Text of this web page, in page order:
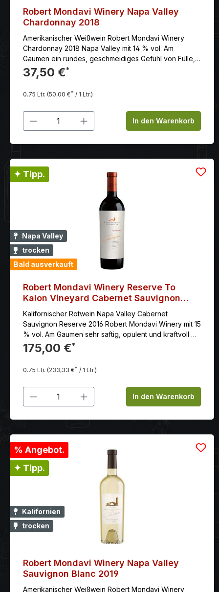
Robert Mondavi Winery Napa Valley
Chardonnay 2018
Amerikanischer Weißwein Robert Mondavi Winery
Chardonnay 2018 Napa Valley mit 14 % vol. Am
Gaumen ein rundes, geschmeidiges Gefühl von Fülle,
perfekt ausgewogen mit der klaren Rebsortenfrucht
und lebhaften Frische des Chardonnays, sehr saftig,
verführerisch, dabei tief und vollmundig mit eleganter
Länge im Finale.
37,50 €*
0.75 Ltr. (50,00 €* / 1 Ltr.)
Produkt Anzahl: Gib denIn den Warenkorb
✦ Tipp.
Napa Valley
trocken
Bald ausverkauft
Robert Mondavi Winery Reserve To
Kalon Vineyard Cabernet Sauvignon
2016
Kalifornischer Rotwein Napa Valley Cabernet
Sauvignon Reserve 2016 Robert Mondavi Winery mit 15
% vol. Am Gaumen sehr saftig, opulent und kraftvoll mit
viel dunkler Frucht nach Heidelbeeren, Brombeeren,
Schwarze Johannisbeeren, Dörrobst, erdiger Würze,
Noten von Kräutern, Lakritz und klarer Mineralität, die
am Gaumen zu beeindruckender Fülle und Tiefe
verschmelzen, vielschichtig und zugleich großartig
konzentriert, mit sattem, süß gereiftem, doch fest
strukturiertem Tannin, im Finale geschmeidig, elegant
175,00 €*
0.75 Ltr. (233,33 €* / 1 Ltr.)
Produkt Anzahl: Gib denIn den Warenkorb
% Angebot.
✦ Tipp.
Kalifornien
trocken
Robert Mondavi Winery Napa Valley
Sauvignon Blanc 2019
Amerikanischer Weißwein Robert Mondavi Winery